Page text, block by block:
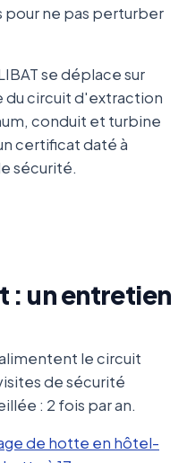
pour ne pas perturber
se déplace sur
du circuit d'extraction
conduit et turbine
certificat daté à
sécurité.
un entretien
le circuit
de sécurité
: 2 fois par an.
de hotte en hôtel-